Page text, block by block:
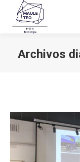
Archivos